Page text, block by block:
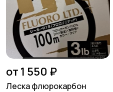
от 1 550 ₽
Леска флюрокарбон